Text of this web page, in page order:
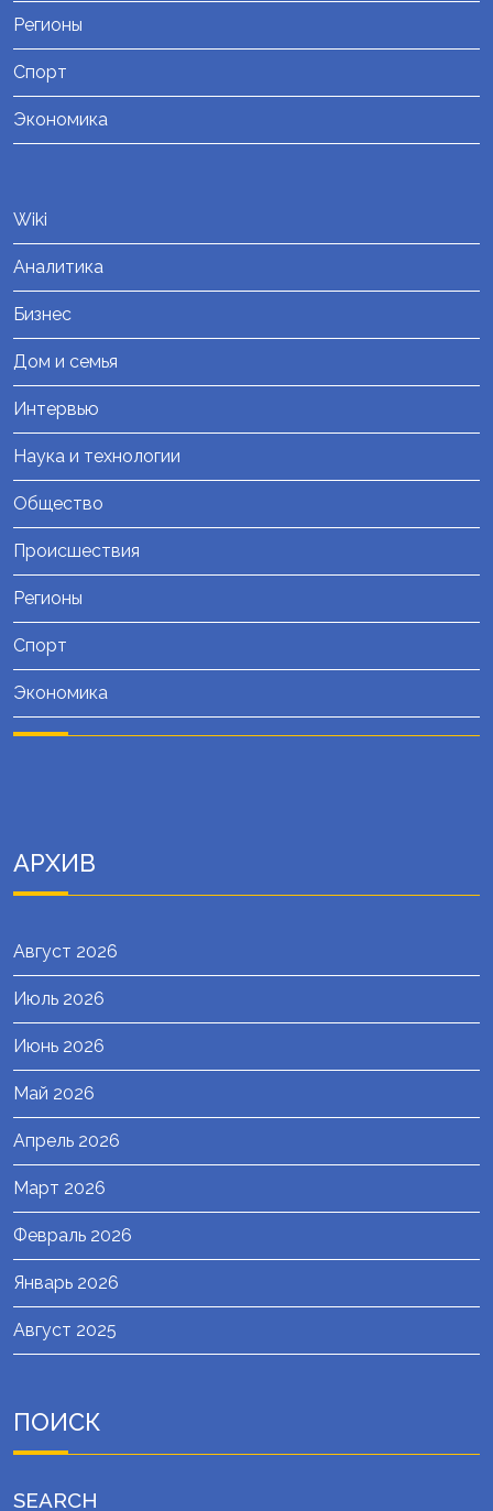
Регионы
Спорт
Экономика
Wiki
Аналитика
Бизнес
Дом и семья
Интервью
Наука и технологии
Общество
Происшествия
Регионы
Спорт
Экономика
АРХИВ
Август 2026
Июль 2026
Июнь 2026
Май 2026
Апрель 2026
Март 2026
Февраль 2026
Январь 2026
Август 2025
ПОИСК
SEARCH